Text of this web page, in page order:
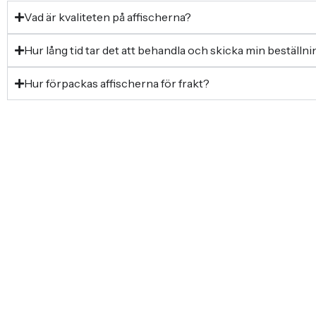
Vad är kvaliteten på affischerna?
Hur lång tid tar det att behandla och skicka min
Hur förpackas affischerna för frakt?